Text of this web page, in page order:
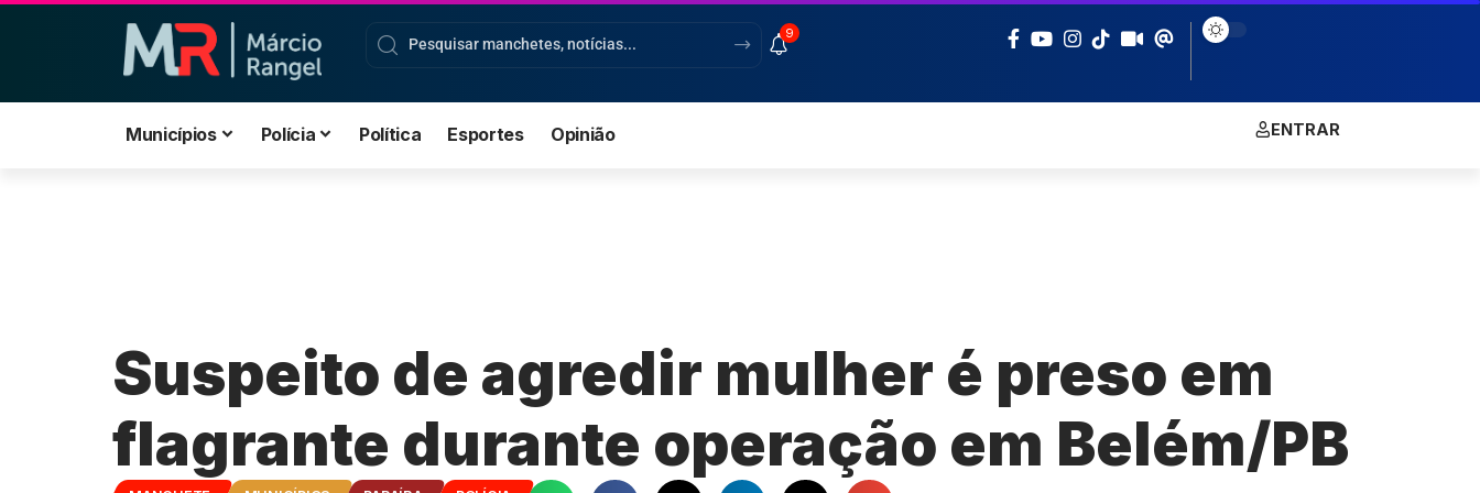
9
Municípios Polícia Política Esportes Opinião ENTRAR
Suspeito de agredir mulher é preso em
flagrante durante operação em Belém/PB